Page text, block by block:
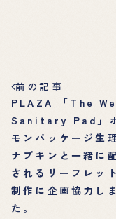
前の記事
PLAZA 「The
Sanitary Pad」
モンパッケージ生
ナプキンと一緒に
されるリーフレッ
制作に企画協力し
た。